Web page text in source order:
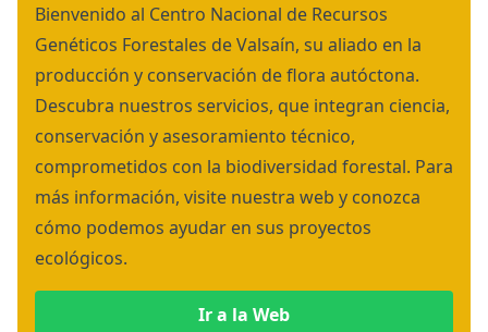
Bienvenido al Centro Nacional de Recursos
Genéticos Forestales de Valsaín, su aliado en la
producción y conservación de flora autóctona.
Descubra nuestros servicios, que integran ciencia,
conservación y asesoramiento técnico,
comprometidos con la biodiversidad forestal. Para
más información, visite nuestra web y conozca
cómo podemos ayudar en sus proyectos
ecológicos.
Ir a la Web